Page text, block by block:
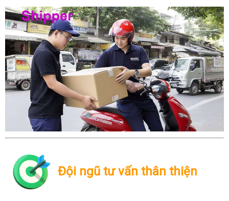
Đội ngũ tư vấn thân thiện